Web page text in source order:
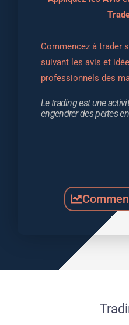
Commencez à trader
suivant les avis et
professionnels des
Le trading est une
engendrer des pertes